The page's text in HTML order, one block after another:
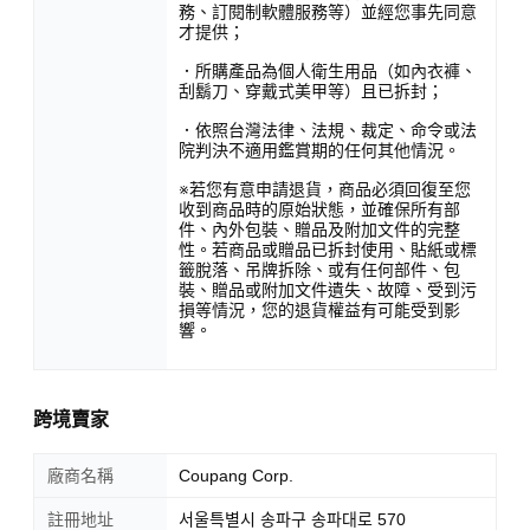
務、訂閱制軟體服務等）並經您事先同意
才提供；
．所購產品為個人衛生用品（如內衣褲、
刮鬍刀、穿戴式美甲等）且已拆封；
．依照台灣法律、法規、裁定、命令或法
院判決不適用鑑賞期的任何其他情況。
※若您有意申請退貨，商品必須回復至您
收到商品時的原始狀態，並確保所有部
件、內外包裝、贈品及附加文件的完整
性。若商品或贈品已拆封使用、貼紙或標
籤脫落、吊牌拆除、或有任何部件、包
裝、贈品或附加文件遺失、故障、受到污
損等情況，您的退貨權益有可能受到影
響。
跨境賣家
廠商名稱 Coupang Corp.
註冊地址 서울특별시 송파구 송파대로 570